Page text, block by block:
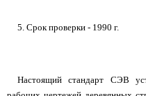
5. Срок проверки - 1990 г.
Настоящий стандарт СЭВ